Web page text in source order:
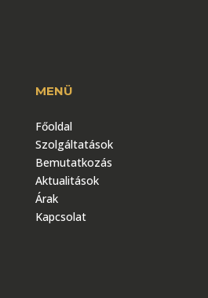
MENÜ
Főoldal
Szolgáltatások
Bemutatkozás
Aktualitások
Árak
Kapcsolat